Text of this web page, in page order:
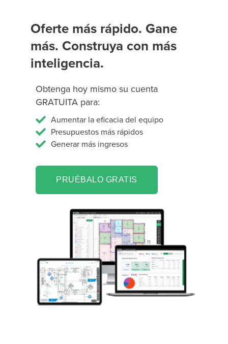
Oferte más rápido. Gane
más. Construya con más
inteligencia.
Obtenga hoy mismo su cuenta
GRATUITA para:
Aumentar la eficacia del equipo
Presupuestos más rápidos
Generar más ingresos
PRUÉBALO GRATIS